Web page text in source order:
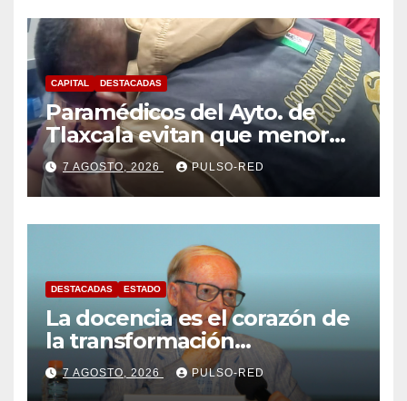
CAPITAL DESTACADAS
Paramédicos del Ayto. de
Tlaxcala evitan que menor
sufra complicaciones por
hipotermia tras caer en una
cisterna
7 AGOSTO, 2026 PULSO-RED
DESTACADAS ESTADO
La docencia es el corazón de
la transformación
universitaria: Rector de la
UATx
7 AGOSTO, 2026 PULSO-RED